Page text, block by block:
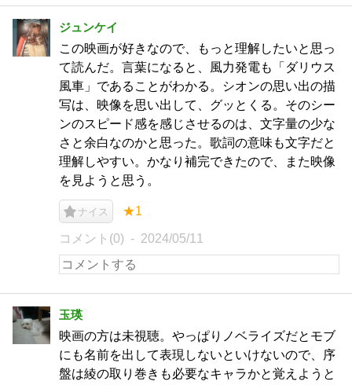
ジュンケイ
この映画が好きなので、もっと理解したいと思っ
て読んだ。言葉になると、風力発電も「ダリウス
風車」であることがわかる。シオンの思い出の描
写は、映像を思い出して、グッとくる。そのシー
ンのスピード感を感じさせるのは、文字量の少な
さと余白なのかと思った。歌詞の意味も文字だと
理解しやすい。かなり補完できたので、また映像
を見ようと思う。
ナイス ★1
コメント(0) 2024/05/11
玉瑛
映画の方は未視聴。やっぱりノベライズだとモブ
にも名前を出して表現しないといけないので、序
盤は綾の取り巻きも必要なキャラかと覚えようと